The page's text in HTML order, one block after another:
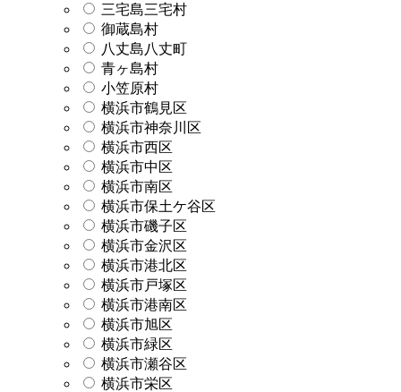
三宅島三宅村
御蔵島村
八丈島八丈町
青ヶ島村
小笠原村
横浜市鶴見区
横浜市神奈川区
横浜市西区
横浜市中区
横浜市南区
横浜市保土ケ谷区
横浜市磯子区
横浜市金沢区
横浜市港北区
横浜市戸塚区
横浜市港南区
横浜市旭区
横浜市緑区
横浜市瀬谷区
横浜市栄区